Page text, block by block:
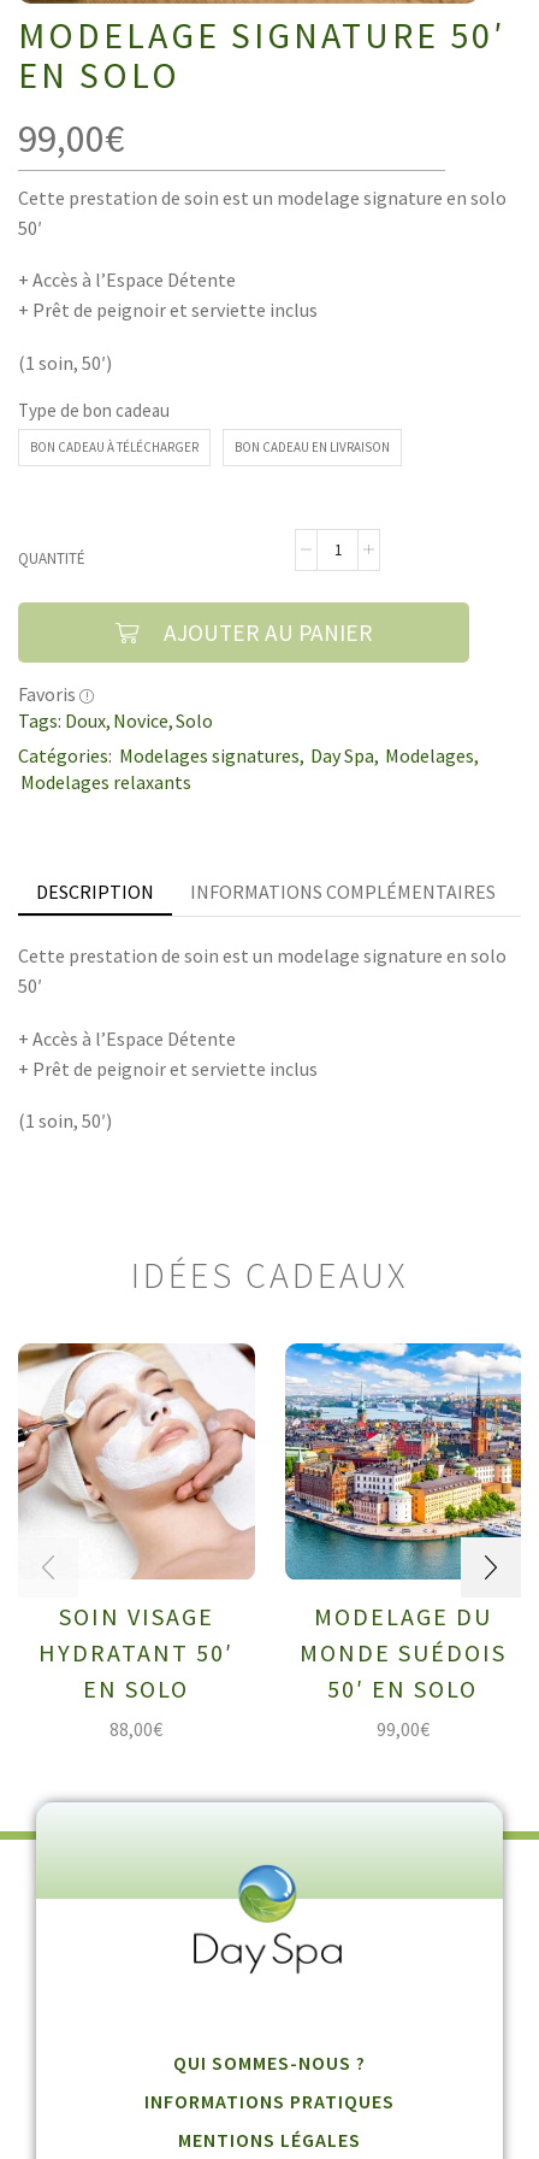
MODELAGE SIGNATURE 50′
EN SOLO
99,00€
Cette prestation de soin est un modelage signature en solo
50′
+ Accès à l’Espace Détente
+ Prêt de peignoir et serviette inclus
(1 soin, 50′)
Type de bon cadeau
BON CADEAU À TÉLÉCHARGER BON CADEAU EN LIVRAISON
QUANTITÉ
AJOUTER AU PANIER
Favoris
Tags: Doux, Novice,Solo
Catégories: Modelages signatures, Day Spa, Modelages,
Modelages relaxants
DESCRIPTION INFORMATIONS COMPLÉMENTAIRES
Cette prestation de soin est un modelage signature en solo
50′
+ Accès à l’Espace Détente
+ Prêt de peignoir et serviette inclus
(1 soin, 50′)
IDÉES CADEAUX
SOIN VISAGE
HYDRATANT 50′
EN SOLO
88,00€
MODELAGE DU
MONDE SUÉDOIS
50′ EN SOLO
99,00€
QUI SOMMES-NOUS ?
INFORMATIONS PRATIQUES
MENTIONS LÉGALES